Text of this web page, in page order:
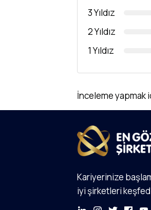
3 Yıldız
2 Yıldız
1 Yıldız
İnceleme yapmak
Kariyerinize
iyi şirketleri